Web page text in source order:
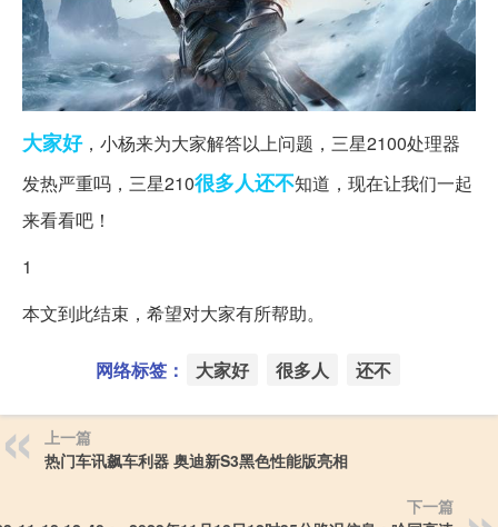
大家好，小杨来为大家解答以上问题，三星2100处理器
发热严重吗，三星210很多人还不知道，现在让我们一起
来看看吧！
1
本文到此结束，希望对大家有所帮助。
网络标签： 大家好 很多人 还不
上一篇
热门车讯飙车利器 奥迪新S3黑色性能版亮相
下一篇